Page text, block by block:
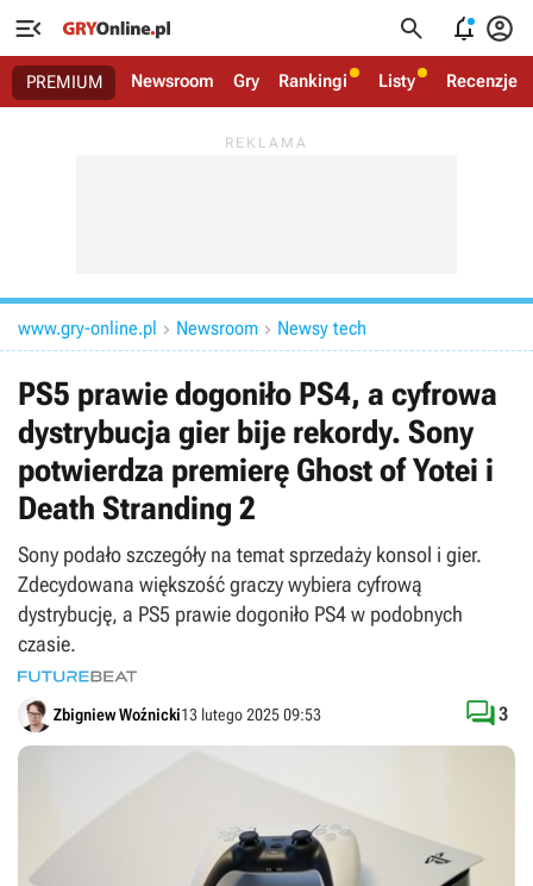
   
PREMIUM Newsroom Gry Rankingi Listy Recenzje
www.gry-online.pl  Newsroom  Newsy tech
PS5 prawie dogoniło PS4, a cyfrowa
dystrybucja gier bije rekordy. Sony
potwierdza premierę Ghost of Yotei i
Death Stranding 2
Sony podało szczegóły na temat sprzedaży konsol i gier.
Zdecydowana większość graczy wybiera cyfrową
dystrybucję, a PS5 prawie dogoniło PS4 w podobnych
czasie.
Zbigniew Woźnicki13 lutego 2025 09:53 3